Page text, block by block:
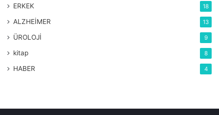
ERKEK 18
ALZHEİMER 13
ÜROLOJİ 9
kitap 8
HABER 4